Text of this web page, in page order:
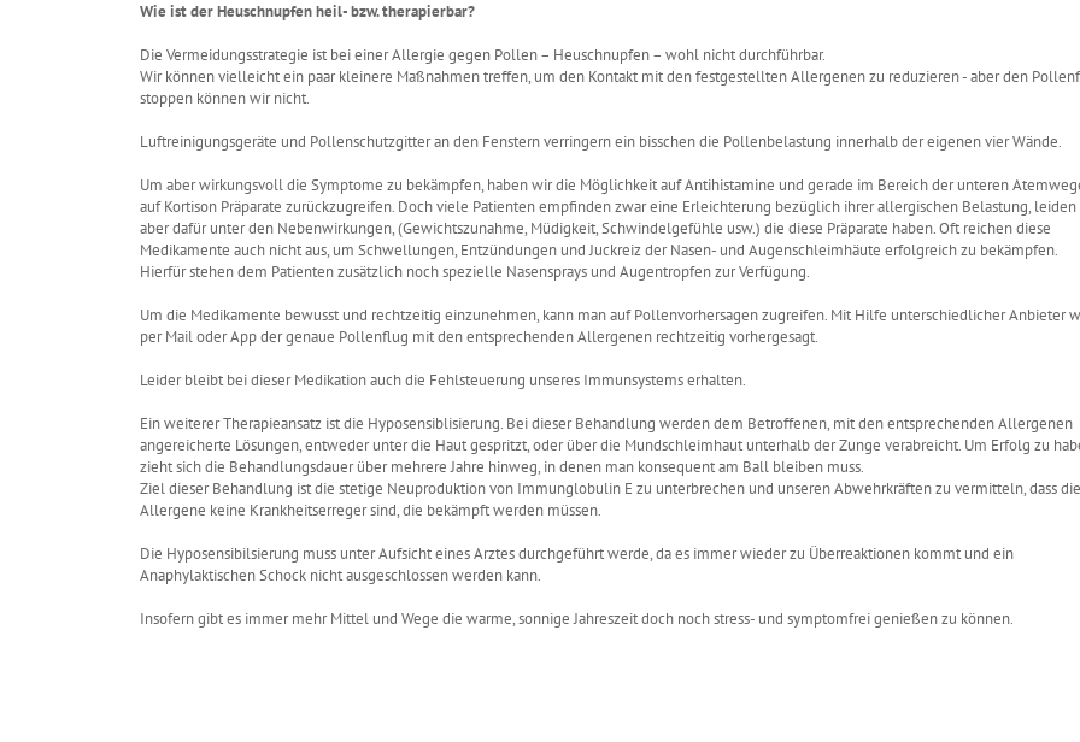
Wie ist der Heuschnupfen heil- bzw. therapierbar?
Die Vermeidungsstrategie ist bei einer Allergie gegen Pollen – Heuschnupfen – wohl nicht durchführbar.
Wir können vielleicht ein paar kleinere Maßnahmen treffen, um den Kontakt mit den festgestellten Allergenen zu reduzieren - aber den
stoppen können wir nicht.
Luftreinigungsgeräte und Pollenschutzgitter an den Fenstern verringern ein bisschen die Pollenbelastung innerhalb der eigenen vier Wände.
Um aber wirkungsvoll die Symptome zu bekämpfen, haben wir die Möglichkeit auf Antihistamine und gerade im Bereich der unteren
auf Kortison Präparate zurückzugreifen. Doch viele Patienten empfinden zwar eine Erleichterung bezüglich ihrer allergischen Belastung, leiden
aber dafür unter den Nebenwirkungen, (Gewichtszunahme, Müdigkeit, Schwindelgefühle usw.) die diese Präparate haben. Oft reichen diese
Medikamente auch nicht aus, um Schwellungen, Entzündungen und Juckreiz der Nasen- und Augenschleimhäute erfolgreich zu bekämpfen.
Hierfür stehen dem Patienten zusätzlich noch spezielle Nasensprays und Augentropfen zur Verfügung.
Um die Medikamente bewusst und rechtzeitig einzunehmen, kann man auf Pollenvorhersagen zugreifen. Mit Hilfe unterschiedlicher Anbieter
per Mail oder App der genaue Pollenflug mit den entsprechenden Allergenen rechtzeitig vorhergesagt.
Leider bleibt bei dieser Medikation auch die Fehlsteuerung unseres Immunsystems erhalten.
Ein weiterer Therapieansatz ist die Hyposensiblisierung. Bei dieser Behandlung werden dem Betroffenen, mit den entsprechenden Allergenen
angereicherte Lösungen, entweder unter die Haut gespritzt, oder über die Mundschleimhaut unterhalb der Zunge verabreicht. Um Erfolg zu
zieht sich die Behandlungsdauer über mehrere Jahre hinweg, in denen man konsequent am Ball bleiben muss.
Ziel dieser Behandlung ist die stetige Neuproduktion von Immunglobulin E zu unterbrechen und unseren Abwehrkräften zu vermitteln, dass die
Allergene keine Krankheitserreger sind, die bekämpft werden müssen.
Die Hyposensibilsierung muss unter Aufsicht eines Arztes durchgeführt werde, da es immer wieder zu Überreaktionen kommt und ein
Anaphylaktischen Schock nicht ausgeschlossen werden kann.
Insofern gibt es immer mehr Mittel und Wege die warme, sonnige Jahreszeit doch noch stress- und symptomfrei genießen zu können.